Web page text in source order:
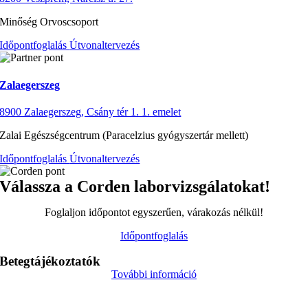
Minőség Orvoscsoport
IdőpontfoglalásÚtvonaltervezés
Zalaegerszeg
8900 Zalaegerszeg, Csány tér 1. 1. emelet
Zalai Egészségcentrum (Paracelzius gyógyszertár mellett)
IdőpontfoglalásÚtvonaltervezés
Válassza a Corden labor­­­vizsgálatokat!
Foglaljon időpontot egyszerűen, várakozás nélkül!
Időpontfoglalás
Betegtájékoztatók
További információ